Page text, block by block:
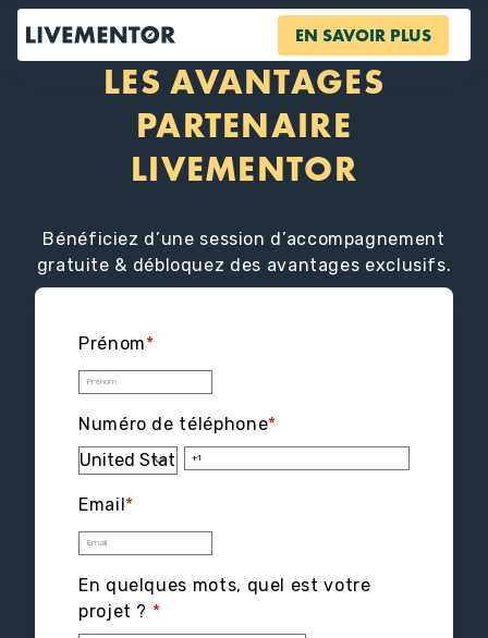
Aller
contenu
EN SAVOIR PLUS
LES AVANTAGES
PARTENAIRE
LIVEMENTOR
Bénéficiez d’une session d’accompagnement
gratuite & débloquez des avantages exclusifs.
Prénom*
Numéro de téléphone*
Email*
En quelques mots, quel est votre
projet ? *